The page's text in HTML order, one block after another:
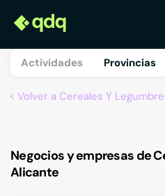
Actividades Provincias
Volver a Cereales Y
Negocios y empresas de
Alicante